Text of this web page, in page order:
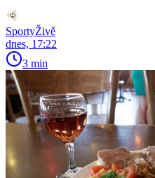
SportyŽivě
dnes, 17:22
3 min